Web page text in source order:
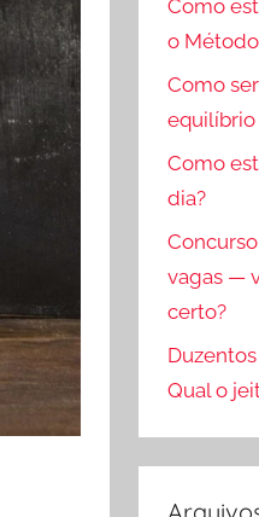
Como
o
Como
equilíbrio
Como
dia?
vagas —
certo?
Qual o